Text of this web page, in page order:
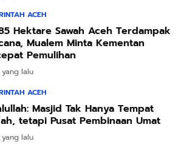
ACEH
Hektare Sawah Aceh Terdampak
Mualem Minta Kementan
Pemulihan
lalu
ACEH
Masjid Tak Hanya Tempat
tetapi Pusat Pembinaan Umat
lalu